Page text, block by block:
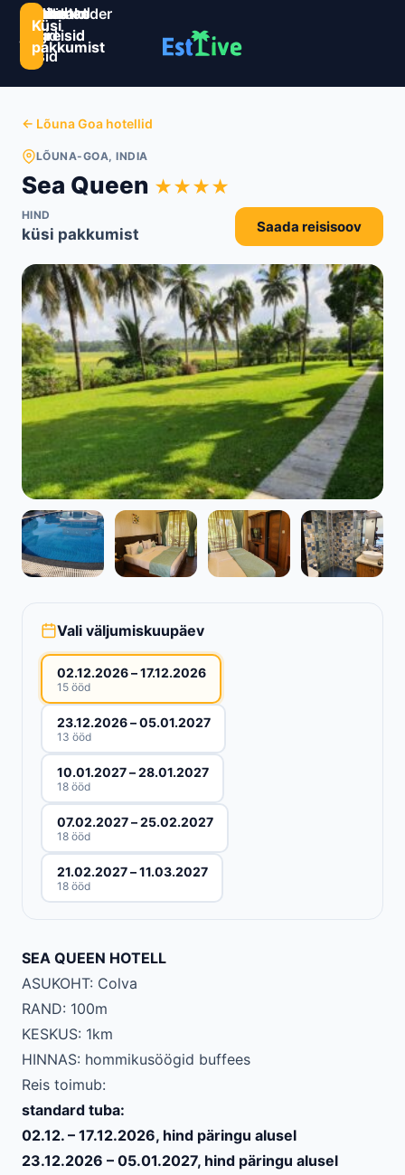
Sihtkohad
reisid
Estlive
ringreisid
Goa
reisid
Premio
ringreisid
Reisikalender
Järelmaks
Kontaktid
Küsi
pakkumist
← Lõuna Goa hotellid
LÕUNA-GOA, INDIA
Sea Queen ★★★★
HIND
küsi pakkumist Saada reisisoov
Vali väljumiskuupäev
02.12.2026 – 17.12.2026
15 ööd
23.12.2026 – 05.01.2027
13 ööd
10.01.2027 – 28.01.2027
18 ööd
07.02.2027 – 25.02.2027
18 ööd
21.02.2027 – 11.03.2027
18 ööd
SEA QUEEN HOTELL
ASUKOHT: Colva
RAND: 100m
KESKUS: 1km
HINNAS: hommikusöögid buffees
Reis toimub:
standard tuba:
02.12. – 17.12.2026, hind päringu alusel
23.12.2026 – 05.01.2027, hind päringu alusel